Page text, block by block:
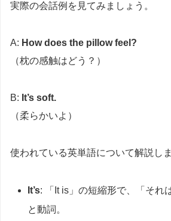
実際の会話例を見てみましょう。
A: How does the pillow feel?
（枕の感触はどう？）
B: It’s soft.
（柔らかいよ）
使われている英単語について解説しま
It’s: 「It is」の短縮形で、「それ
と動詞。